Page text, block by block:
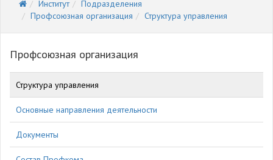
Институт
Подразделения
Профсоюзная организация
Структура управления
Профсоюзная организация
Структура управления
Основные направления деятельности
Документы